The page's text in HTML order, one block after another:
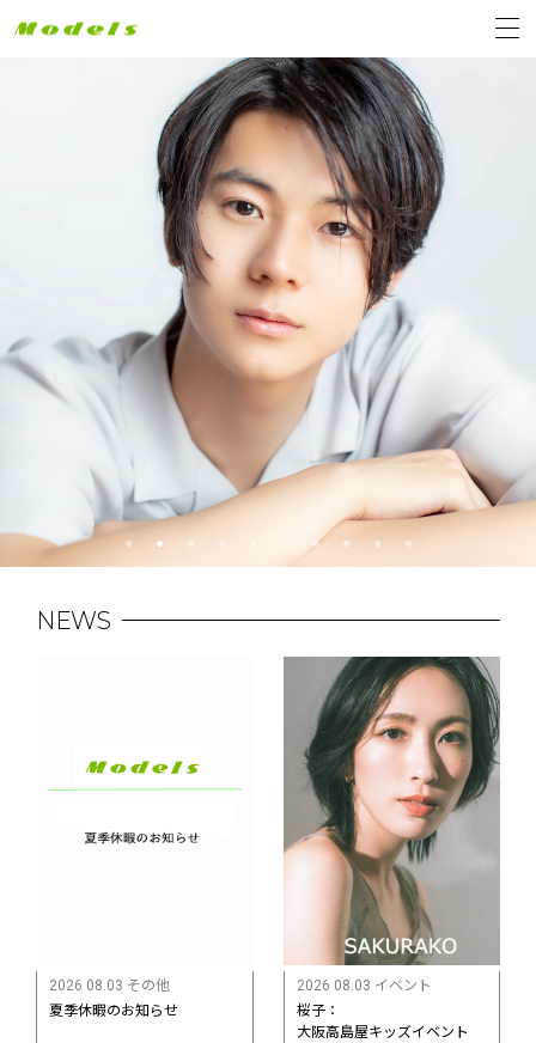
NEWS
2026 08.03 その他
夏季休暇のお知らせ
2026 08.03 イベント
桜子：
大阪高島屋キッズイベント